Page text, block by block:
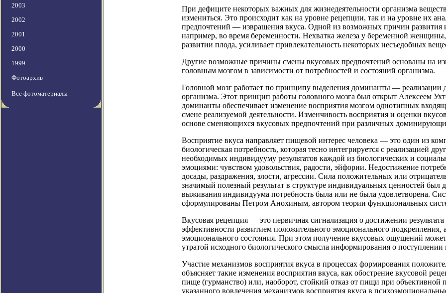
2003
2002
2001
2000
1999
Фотоархив
Все фотоматериалы
При дефиците некоторых важных для жизнедеятельности организма
измениться. Это происходит как на уровне рецепции, так и на уровне их
предпочтений — извращения вкуса. Одной из возможных причин развития
например, во время беременности. Нехватка железа у беременной
развитии плода, усиливает привлекательность некоторых несъедобных
Другие возможные причины смены вкусовых предпочтений основаны на
головным мозгом в зависимости от потребностей и состояний организма.
Головной мозг работает по принципу выделения доминанты — реализации
организма. Этот принцип работы головного мозга был открыт Алексеем
доминанты обеспечивает изменение восприятия мозгом однотипных
смене реализуемой деятельности. Изменчивость восприятия и оценки
основе сменяющихся вкусовых предпочтений при различных
Восприятие вкуса направляет пищевой интерес человека — это один из
биологическая потребность, которая тесно интегрируется с реализацией
необходимых индивидууму результатов каждой из биологических и
эмоциями: чувством удовольствия, радости, эйфории. Недостижение
досады, раздражения, злости, агрессии. Сила положительных или
значимый полезный результат в структуре индивидуальных ценностей был
выживания индивидуума потребность была или не была удовлетворена.
сформулированы Петром Анохиным, автором теории функциональных
Вкусовая рецепция — это первичная сигнализация о достижении
эффективности развитием положительного эмоционального
эмоционального состояния. При этом получение вкусовых ощущений может
утратой исходного биологического смысла информирования о
Участие механизмов восприятия вкуса в процессах формирования
объясняет такие изменения восприятия вкуса, как обострение вкусовой
пище (гурманство) или, наоборот, стойкий отказ от пищи при объективной
указанного вовлечения механизмов восприятия вкуса в